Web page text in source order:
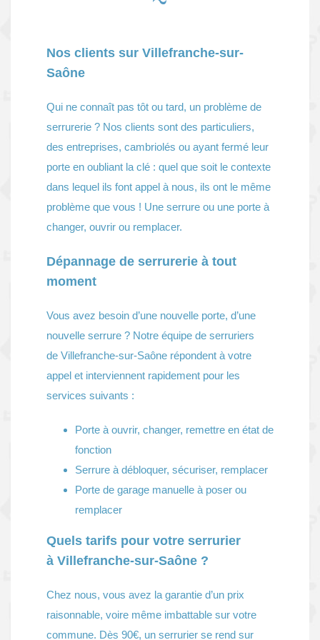
Nos clients sur Villefranche-sur-
Saône
Qui ne connaît pas tôt ou tard, un problème de
serrurerie ? Nos clients sont des particuliers,
des entreprises, cambriolés ou ayant fermé leur
porte en oubliant la clé : quel que soit le contexte
dans lequel ils font appel à nous, ils ont le même
problème que vous ! Une serrure ou une porte à
changer, ouvrir ou remplacer.
Dépannage de serrurerie à tout
moment
Vous avez besoin d’une nouvelle porte, d’une
nouvelle serrure ? Notre équipe de serruriers
de Villefranche-sur-Saône répondent à votre
appel et interviennent rapidement pour les
services suivants :
Porte à ouvrir, changer, remettre en état de
fonction
Serrure à débloquer, sécuriser, remplacer
Porte de garage manuelle à poser ou
remplacer
Quels tarifs pour votre serrurier
à Villefranche-sur-Saône ?
Chez nous, vous avez la garantie d’un prix
raisonnable, voire même imbattable sur votre
commune. Dès 90€, un serrurier se rend sur